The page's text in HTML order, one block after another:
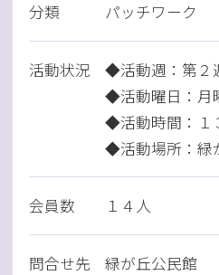
分類 パッチワーク
活動状況
◆活動週：第２
◆活動曜日：月
◆活動時間：１
◆活動場所：緑
会員数 １４人
問合せ先
緑が丘公民館